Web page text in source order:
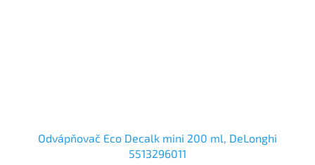
Odvápňovač Eco Decalk mini 200 ml, DeLonghi
5513296011